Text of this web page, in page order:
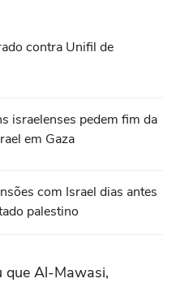
contra Unifil de
israelenses pedem fim da
em Gaza
com Israel dias antes
palestino
que Al-Mawasi,